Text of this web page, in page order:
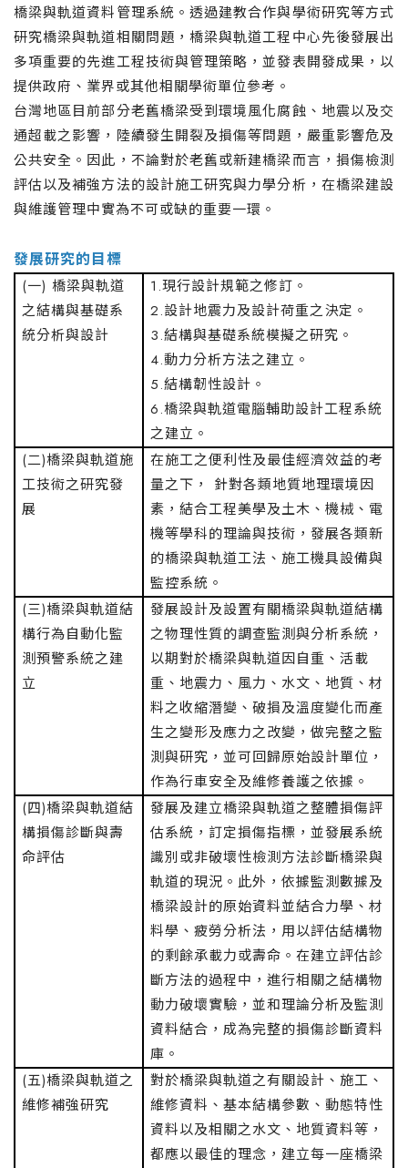
橋梁與軌道資料管理系統。透過建教合作與學術研究等方式
研究橋梁與軌道相關問題，橋梁與軌道工程中心先後發展出
多項重要的先進工程技術與管理策略，並發表開發成果，以
提供政府、業界或其他相關學術單位參考。
台灣地區目前部分老舊橋梁受到環境風化腐蝕、地震以及交
通超載之影響，陸續發生開裂及損傷等問題，嚴重影響危及
公共安全。因此，不論對於老舊或新建橋梁而言，損傷檢測
評估以及補強方法的設計施工研究與力學分析，在橋梁建設
與維護管理中實為不可或缺的重要一環。
發展研究的目標
(一) 橋梁與軌道
之結構與基礎系
統分析與設計
1.現行設計規範之修訂。
2.設計地震力及設計荷重之決定。
3.結構與基礎系統模擬之研究。
4.動力分析方法之建立。
5.結構韌性設計。
6.橋梁與軌道電腦輔助設計工程系統
之建立。
(二)橋梁與軌道施
工技術之研究發
展
在施工之便利性及最佳經濟效益的考
量之下， 針對各類地質地理環境因
素，結合工程美學及土木、機械、電
機等學科的理論與技術，發展各類新
的橋梁與軌道工法、施工機具設備與
監控系統。
(三)橋梁與軌道結
構行為自動化監
測預警系統之建
立
發展設計及設置有關橋梁與軌道結構
之物理性質的調查監測與分析系統，
以期對於橋梁與軌道因自重、活載
重、地震力、風力、水文、地質、材
料之收縮潛變、破損及溫度變化而產
生之變形及應力之改變，做完整之監
測與研究，並可回歸原始設計單位，
作為行車安全及維修養護之依據。
(四)橋梁與軌道結
構損傷診斷與壽
命評估
發展及建立橋梁與軌道之整體損傷評
估系統，訂定損傷指標，並發展系統
識別或非破壞性檢測方法診斷橋梁與
軌道的現況。此外，依據監測數據及
橋梁設計的原始資料並結合力學、材
料學、疲勞分析法，用以評估結構物
的剩餘承載力或壽命。在建立評估診
斷方法的過程中，進行相關之結構物
動力破壞實驗，並和理論分析及監測
資料結合，成為完整的損傷診斷資料
庫。
(五)橋梁與軌道之
維修補強研究
對於橋梁與軌道之有關設計、施工、
維修資料、基本結構參數、動態特性
資料以及相關之水文、地質資料等，
都應以最佳的理念，建立每一座橋梁